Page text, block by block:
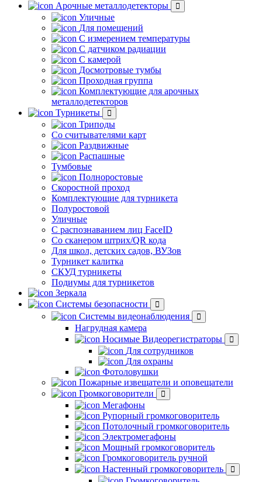
Арочные металлодетекторы
Уличные
Для помещений
С измерением температуры
С датчиком радиации
С камерой
Досмотровые тумбы
Проходная группа
Комплектующие для арочных
металлодетекторов
Турникеты
Триподы
Со считывателями карт
Раздвижные
Распашные
Тумбовые
Полноростовые
Скоростной проход
Комплектующие для турникета
Полуростовой
Уличные
С распознаванием лиц FaceID
Со сканером штрих/QR кода
Для школ, детских садов, ВУЗов
Турникет калитка
СКУД турникеты
Подиумы для турникетов
Зеркала
Системы безопасности
Системы видеонаблюдения
Нагрудная камера
Носимые Видеорегистраторы
Для сотрудников
Для охраны
Фотоловушки
Пожарные извещатели и оповещатели
Громкоговорители
Мегафоны
Рупорный громкоговоритель
Потолочный громкоговоритель
Электромегафоны
Мощный громкоговоритель
Громкоговоритель ручной
Настенный громкоговоритель